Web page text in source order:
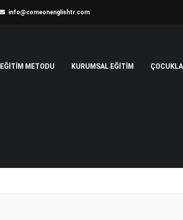
info@comeonenglishtr.com
EĞITIM METODU KURUMSAL EĞITIM